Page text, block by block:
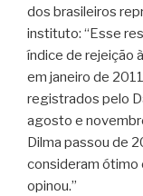
dos brasileiros
instituto: “Esse
índice de rejeição
em janeiro de
registrados pelo
agosto e
Dilma passou de
consideram ótimo
opinou.”